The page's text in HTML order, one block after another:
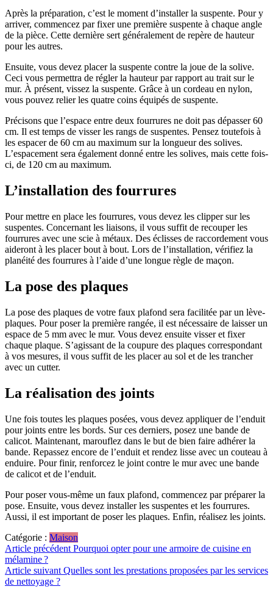
Après la préparation, c’est le moment d’installer la suspente. Pour y
arriver, commencez par fixer une première suspente à chaque angle
de la pièce. Cette dernière sert généralement de repère de hauteur
pour les autres.
Ensuite, vous devez placer la suspente contre la joue de la solive.
Ceci vous permettra de régler la hauteur par rapport au trait sur le
mur. À présent, vissez la suspente. Grâce à un cordeau en nylon,
vous pouvez relier les quatre coins équipés de suspente.
Précisons que l’espace entre deux fourrures ne doit pas dépasser 60
cm. Il est temps de visser les rangs de suspentes. Pensez toutefois à
les espacer de 60 cm au maximum sur la longueur des solives.
L’espacement sera également donné entre les solives, mais cette fois-
ci, de 120 cm au maximum.
L’installation des fourrures
Pour mettre en place les fourrures, vous devez les clipper sur les
suspentes. Concernant les liaisons, il vous suffit de recouper les
fourrures avec une scie à métaux. Des éclisses de raccordement vous
aideront à les placer bout à bout. Lors de l’installation, vérifiez la
planéité des fourrures à l’aide d’une longue règle de maçon.
La pose des plaques
La pose des plaques de votre faux plafond sera facilitée par un lève-
plaques. Pour poser la première rangée, il est nécessaire de laisser un
espace de 5 mm avec le mur. Vous devez ensuite visser et fixer
chaque plaque. S’agissant de la coupure des plaques correspondant
à vos mesures, il vous suffit de les placer au sol et de les trancher
avec un cutter.
La réalisation des joints
Une fois toutes les plaques posées, vous devez appliquer de l’enduit
pour joints entre les bords. Sur ces derniers, posez une bande de
calicot. Maintenant, marouflez dans le but de bien faire adhérer la
bande. Repassez encore de l’enduit et rendez lisse avec un couteau à
enduire. Pour finir, renforcez le joint contre le mur avec une bande
de calicot et de l’enduit.
Pour poser vous-même un faux plafond, commencez par préparer la
pose. Ensuite, vous devez installer les suspentes et les fourrures.
Aussi, il est important de poser les plaques. Enfin, réalisez les joints.
Catégorie : Maison
Navigation
de
l’article
Article précédent Pourquoi opter pour une armoire de cuisine en
mélamine ?
Article suivant Quelles sont les prestations proposées par les services
de nettoyage ?